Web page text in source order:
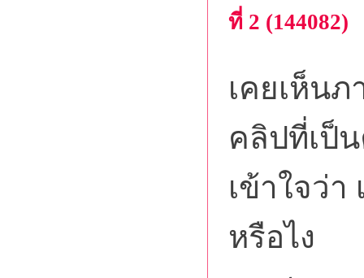
ที่ 2 (144082)
เคยเห็น
คลิปที่เป็
เข้าใจว่
หรือไง